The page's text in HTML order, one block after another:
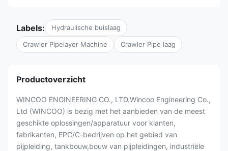
Labels: Hydraulische buislaag
Crawler Pipelayer Machine Crawler Pipe laag
Productoverzicht
WINCOO ENGINEERING CO., LTD.Wincoo Engineering Co.,
Ltd (WINCOO) is bezig met het aanbieden van de meest
geschikte oplossingen/apparatuur voor klanten,
fabrikanten, EPC/C-bedrijven op het gebied van
pijpleiding, tankbouw,bouw van pijpleidingen, industriële